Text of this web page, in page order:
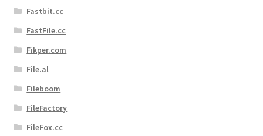
Fastbit.cc
FastFile.cc
Fikper.com
File.al
Fileboom
FileFactory
FileFox.cc